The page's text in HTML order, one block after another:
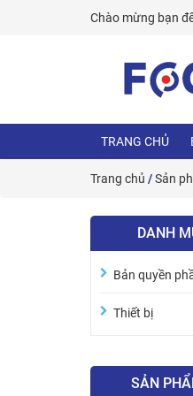
Chào mừng bạn
TRANG CHỦ
Trang chủ /Sản
DANH
Bản quyền
Thiết bị
SẢN